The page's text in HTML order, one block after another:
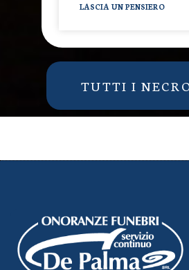
LASCIA UN PENSIERO
TUTTI I